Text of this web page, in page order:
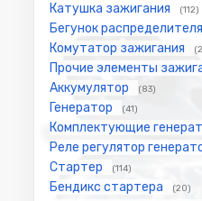
Катушка зажигания (112)
Бегунок
Комутатор зажигания
Прочие элементы
Аккумулятор (83)
Генератор (41)
Комплектующие
Реле регулятор
Стартер (114)
Бендикс стартера (20)